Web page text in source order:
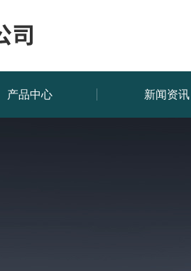
产品中心 新闻资讯